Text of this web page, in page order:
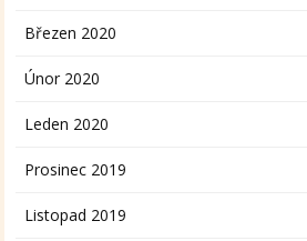
Březen 2020
Únor 2020
Leden 2020
Prosinec 2019
Listopad 2019